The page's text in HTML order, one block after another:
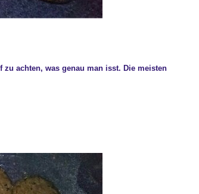
achten, was genau man isst. Die meisten